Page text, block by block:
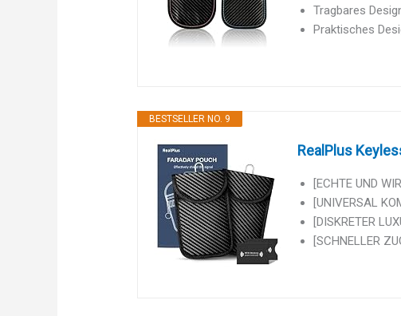
Tragbares
Praktisches
BESTSELLER NO. 9
RealPlus
[ECHTE UND
[UNIVERSAL
[DISKRETER
[SCHNELLER